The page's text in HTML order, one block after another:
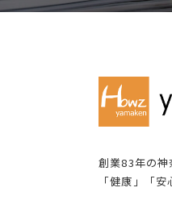
創業83年の
「健康」「